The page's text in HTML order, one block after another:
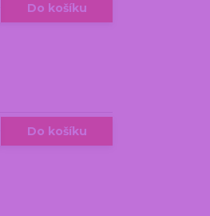
Do košíku
Do košíku